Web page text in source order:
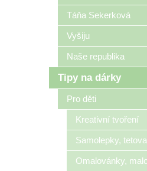
Táňa Sekerková
Vyšiju
Naše republika
Tipy na dárky
Pro děti
Kreativní tvoření
Samolepky,
Omalovánky,